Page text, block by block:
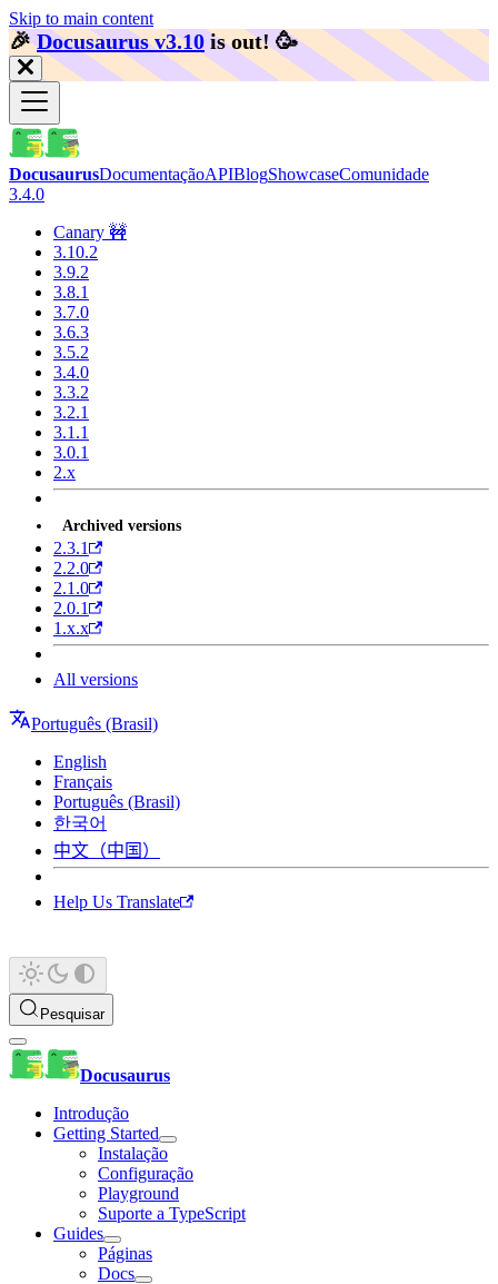
Skip to main content
🎉️Docusaurus v3.10 is out! 🥳️
DocusaurusDocumentaçãoAPIBlogShowcaseComunidade
3.4.0
Canary 🚧
3.10.2
3.9.2
3.8.1
3.7.0
3.6.3
3.5.2
3.4.0
3.3.2
3.2.1
3.1.1
3.0.1
2.x
Archived versions
2.3.1
2.2.0
2.1.0
2.0.1
1.x.x
All versions
Português (Brasil)
English
Français
Português (Brasil)
한국어
中文（中国）
Help Us Translate
Pesquisar
Docusaurus
Introdução
Getting Started
Instalação
Configuração
Playground
Suporte a TypeScript
Guides
Páginas
Docs